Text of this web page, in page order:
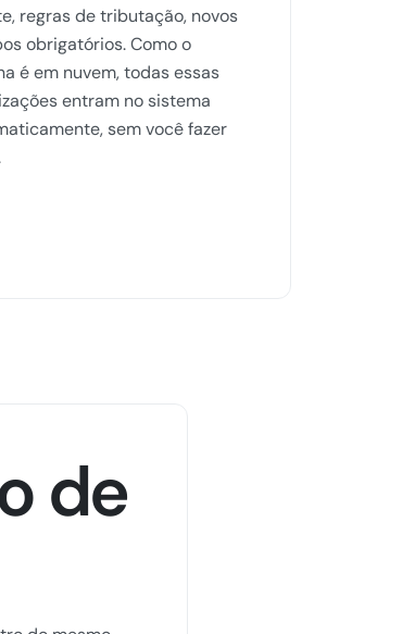
regras de tributação, novos
obrigatórios. Como o
é em nuvem, todas essas
entram no sistema
sem você fazer
de